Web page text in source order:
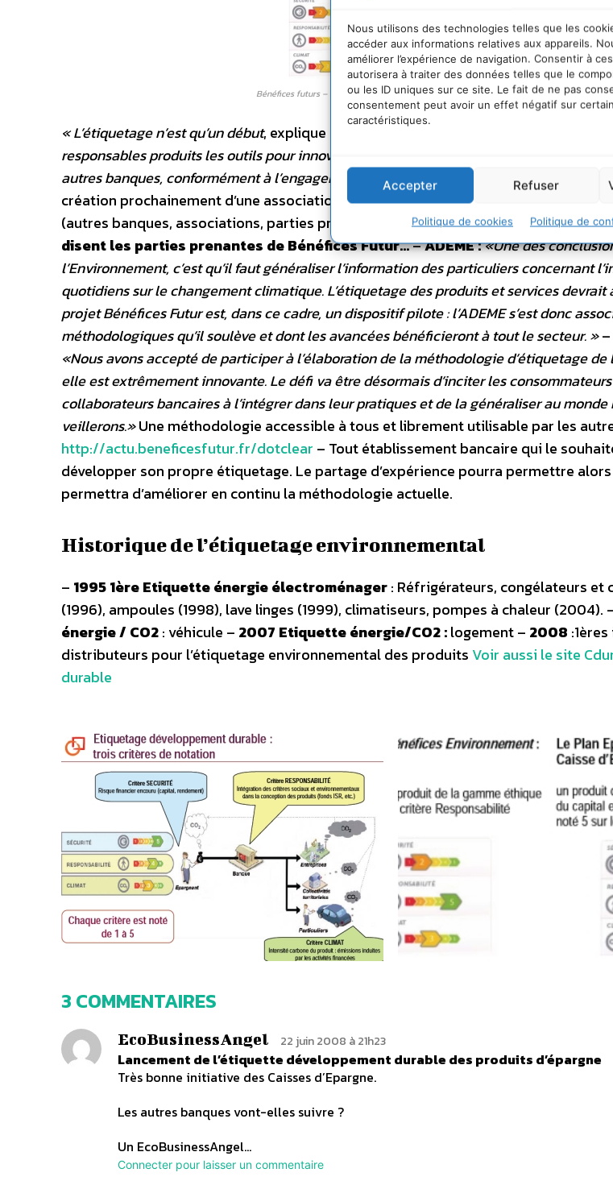
Nous utilisons des technologies telles que les
accéder aux informations relatives aux appareils.
améliorer l’expérience de navigation. Consentir à
autorisera à traiter des données telles que le
ou les ID uniques sur ce site. Le fait de ne pas
consentement peut avoir un effet négatif sur
caractéristiques.
Accepter Refuser
Politique de cookies Politique de
Bénéfices futurs – Caisse d’Epargne
« L’étiquetage n’est qu’un début, explique Nicolas Mérindol,
il donne à nos clients les
responsables produits les outils pour innover. Notre méthodologie est maintenant à la
autres banques, conformément à l’engagement pris il y a un an. » La Caisse
création prochainement d’une association
«étiquetage développement durable»
(autres banques, associations, parties prenantes…) pour promouvoir et améliorer
disent les parties prenantes de Bénéfices Futur…–ADEME :«Une des
l’Environnement, c’est qu’il faut généraliser l’information des particuliers concernant
quotidiens sur le changement climatique. L’étiquetage des produits et services devrait
projet Bénéfices Futur est, dans ce cadre, un dispositif pilote : l’ADEME s’est donc
méthodologiques qu’il soulève et dont les avancées bénéficieront à tout le secteur. »–
«Nous avons accepté de participer à l’élaboration de la méthodologie d’étiquetage de
elle est extrêmement innovante. Le défi va être désormais d’inciter les
collaborateurs bancaires à l’intégrer dans leur pratiques et de la généraliser au
veillerons.»Une méthodologie accessible à tous et librement utilisable par les
http://actu.beneficesfutur.fr/dotclear – Tout établissement bancaire qui le
développer son propre étiquetage. Le partage d’expérience pourra permettre
permettra d’améliorer en continu la méthodologie actuelle.
Historique de l’étiquetage environnemental
– 1995 1ère Etiquette énergie électroménager: Réfrigérateurs, congélateurs et
(1996), ampoules (1998), lave linges (1999), climatiseurs, pompes à chaleur (2004).
énergie / CO2: véhicule – 2007 Etiquette énergie/CO2 :logement – 2008
distributeurs pour l’étiquetage environnemental des produits Voir aussi le site
durable
3 COMMENTAIRES
EcoBusinessAngel 22 juin 2008 à 21h23
Lancement de l’étiquette développement durable des produits d’épargne
Très bonne initiative des Caisses d’Epargne.
Les autres banques vont-elles suivre ?
Un EcoBusinessAngel…
Connecter pour laisser un commentaire